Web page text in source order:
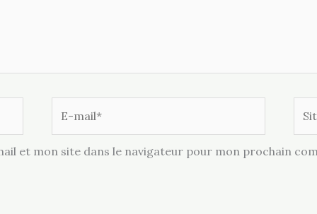
et mon site dans le navigateur pour mon prochain